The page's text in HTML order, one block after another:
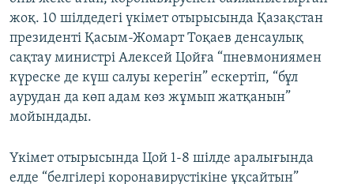
жоқ. 10 шілдедегі үкімет отырысында Қазақстан
президенті Қасым-Жомарт Тоқаев денсаулық
сақтау министрі Алексей Цойға “пневмониямен
күреске де күш салуы керегін” ескертіп, “бұл
аурудан да көп адам көз жұмып жатқанын”
мойындады.
Үкімет отырысында Цой 1-8 шілде аралығында
елде “белгілері коронавирустікіне ұқсайтын”